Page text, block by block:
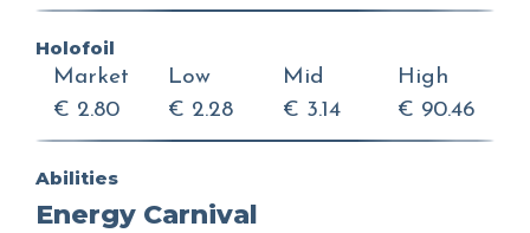
Holofoil
Market
€ 2.80
Low
€ 2.28
Mid
€ 3.14
High
€ 90.46
Abilities
Energy Carnival